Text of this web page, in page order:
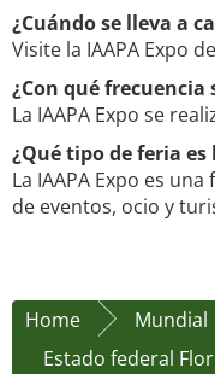
¿Cuándo se lleva a
Visite la IAAPA Expo
¿Con qué frecuencia
La IAAPA Expo se
¿Qué tipo de feria es
La IAAPA Expo es
de eventos, ocio y
Home Mundial
Estado federal